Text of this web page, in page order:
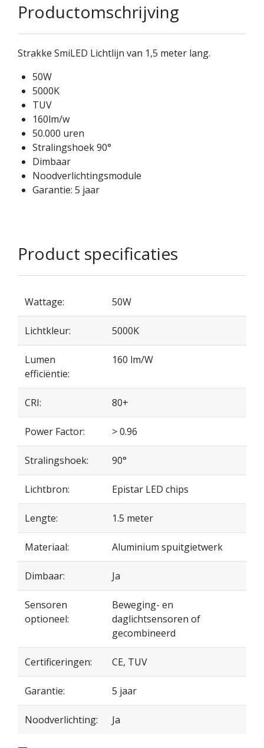
Productomschrijving
Strakke SmiLED Lichtlijn van 1,5 meter lang.
50W
5000K
TUV
160lm/w
50.000 uren
Stralingshoek 90°
Dimbaar
Noodverlichtingsmodule
Garantie: 5 jaar
Product specificaties
Wattage: 50W
Lichtkleur: 5000K
Lumen
efficiëntie:
160 lm/W
CRI: 80+
Power Factor: > 0.96
Stralingshoek: 90°
Lichtbron: Epistar LED chips
Lengte: 1.5 meter
Materiaal: Aluminium spuitgietwerk
Dimbaar: Ja
Sensoren
optioneel:
Beweging- en
daglichtsensoren of
gecombineerd
Certificeringen: CE, TUV
Garantie: 5 jaar
Noodverlichting: Ja